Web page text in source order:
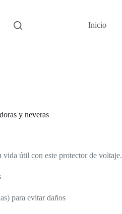
Inicio
y neveras
vida útil con este protector de voltaje.
para evitar daños